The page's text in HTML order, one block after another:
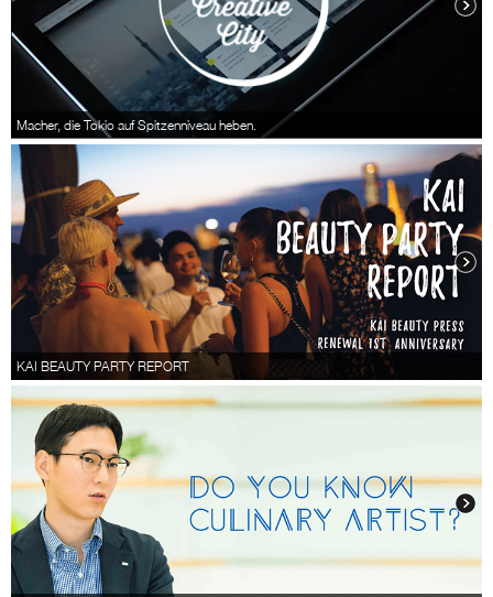
Macher, die Tokio auf Spitzenniveau heben.
KAI BEAUTY PARTY REPORT